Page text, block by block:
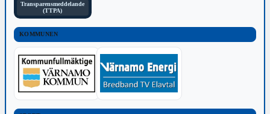
Transparensmeddelande
(TTPA)
KOMMUNEN